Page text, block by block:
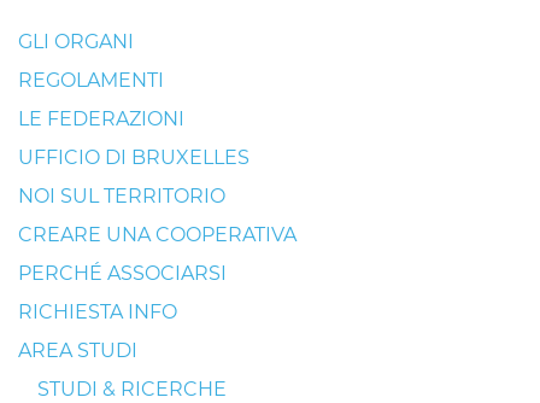
GLI ORGANI
REGOLAMENTI
LE FEDERAZIONI
UFFICIO DI BRUXELLES
NOI SUL TERRITORIO
CREARE UNA COOPERATIVA
PERCHÉ ASSOCIARSI
RICHIESTA INFO
AREA STUDI
STUDI & RICERCHE